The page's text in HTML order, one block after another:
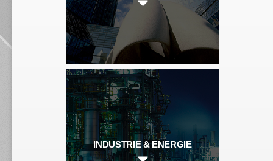
A Propos
INDUSTRIE & ENERGIE